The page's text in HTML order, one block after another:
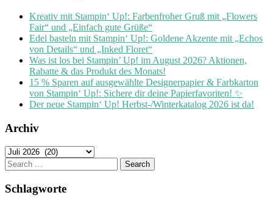
Kreativ mit Stampin‘ Up!: Farbenfroher Gruß mit „Flowers
Fair“ und „Einfach gute Grüße“
Edel basteln mit Stampin‘ Up!: Goldene Akzente mit „Echos
von Details“ und „Inked Floret“
Was ist los bei Stampin’ Up! im August 2026? Aktionen,
Rabatte & das Produkt des Monats!
15 % Sparen auf ausgewählte Designerpapier & Farbkarton
von Stampin‘ Up!: Sichere dir deine Papierfavoriten! ✨
Der neue Stampin‘ Up! Herbst-/Winterkatalog 2026 ist da!
Archiv
Archiv
Search
for:
Schlagworte